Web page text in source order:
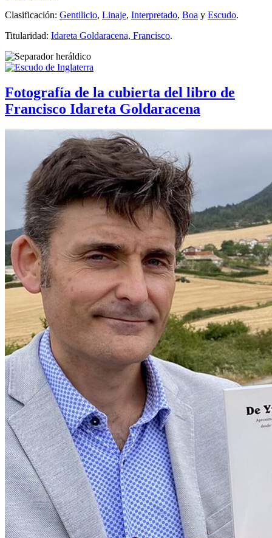
Clasificación: Gentilicio, Linaje, Interpretado, Boa y Escudo.
Titularidad: Idareta Goldaracena, Francisco.
Fotografía de la cubierta del libro de
Francisco Idareta Goldaracena